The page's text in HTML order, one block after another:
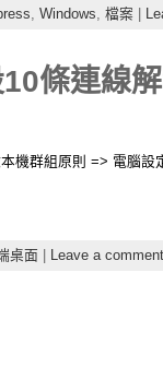
Windows 檔案 |
條連線
機群組原則 => 電腦
桌面 Leave a comment